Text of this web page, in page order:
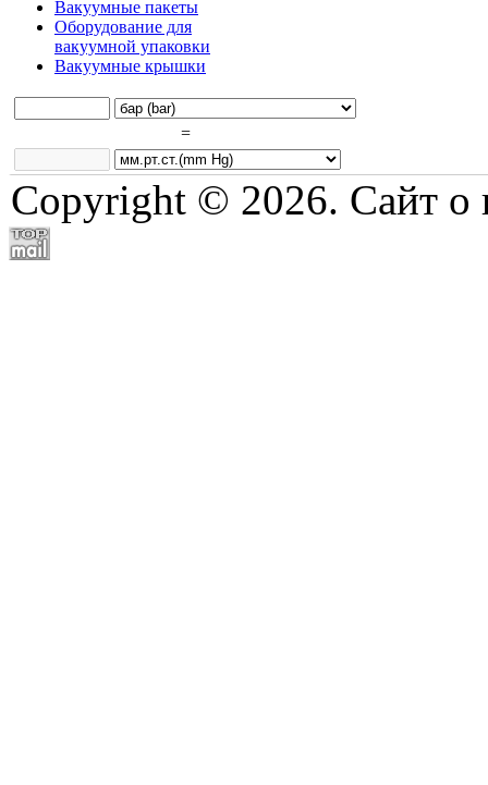
Вакуумные пакеты
Оборудование для
вакуумной упаковки
Вакуумные крышки
=
Copyright © 2026. Сайт о